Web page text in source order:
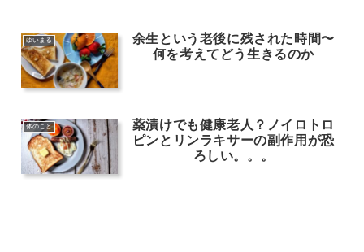
ゆいまる
余生という老後に残された時間〜
何を考えてどう生きるのか
体のこと
薬漬けでも健康老人？ノイロトロ
ピンとリンラキサーの副作用が恐
ろしい。。。